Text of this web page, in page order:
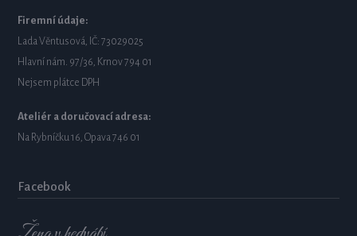
Firemní údaje:
Lada Věntusová, IČ: 73029025
Hlavní nám. 97/36, Krnov 794 01
Nejsem plátce DPH
Ateliér a doručovací adresa:
Na Rybníčku 16, Opava 746 01
Facebook